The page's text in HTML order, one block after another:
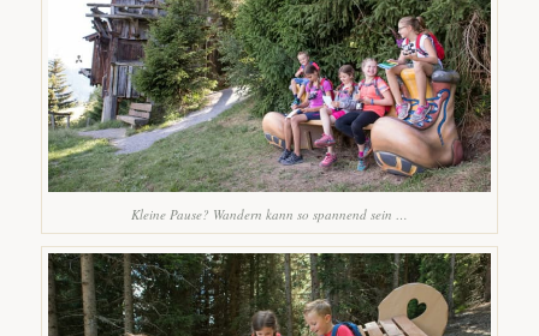
Kleine Pause? Wandern kann so spannend sein …